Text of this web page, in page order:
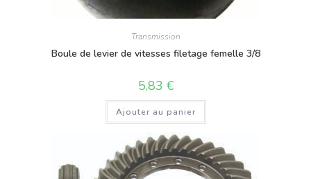
Transmission
Boule de levier de vitesses filetage femelle 3/8
5,83 €
Ajouter au panier